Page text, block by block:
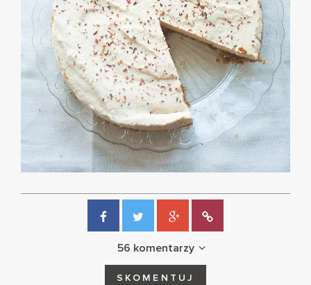
56 komentarzy
SKOMENTUJ